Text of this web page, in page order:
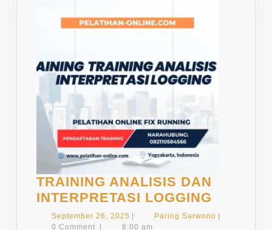
TRAINING ANALISIS DAN
INTERPRETASI LOGGING
September 26, 2025 September
26,
| Paring SarwonoParing
|
0 Comment
| 8:00 am